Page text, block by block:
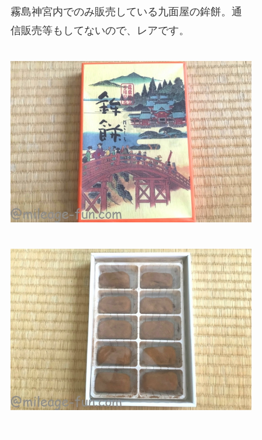
霧島神宮内でのみ販売している九面屋の鉾餅。通
信販売等もしてないので、レアです。